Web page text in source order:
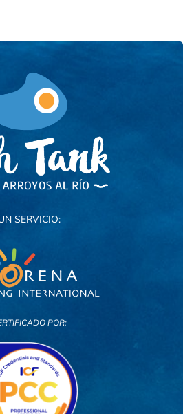
SERVICIO:
POR: